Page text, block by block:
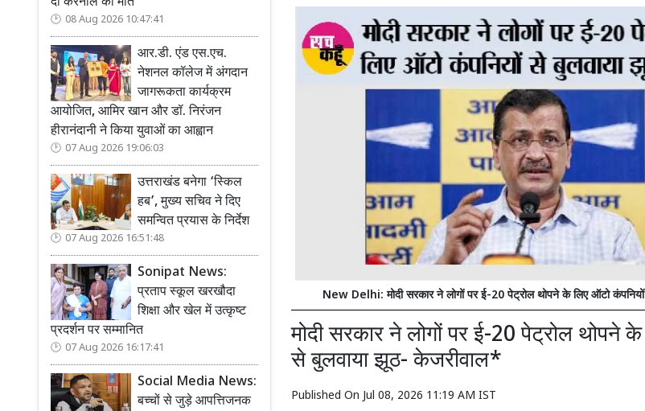
08 Aug 2026 10:47:41
आर.डी. एंड एस.एच.
नेशनल कॉलेज में अंगदान
जागरूकता कार्यक्रम
आयोजित, आमिर खान और डॉ. निरंजन
हीरानंदानी ने किया युवाओं का आह्वान
07 Aug 2026 19:06:03
उत्तराखंड बनेगा ‘स्किल
हब’, मुख्य सचिव ने दिए
समन्वित प्रयास के निर्देश
07 Aug 2026 16:51:48
Sonipat News:
प्रताप स्कूल खरखौदा
शिक्षा और खेल में उत्कृष्ट
प्रदर्शन पर सम्मानित
07 Aug 2026 16:17:41
Social Media News:
बच्चों से जुड़े आपत्तिजनक
New Delhi: मोदी सरकार ने लोगों पर ई-20 पेट्रोल थोपने के लिए ऑटो
मोदी सरकार ने लोगों पर ई-20 पेट्रोल थोपने
से बुलवाया झूठ- केजरीवाल*
Published On Jul 08, 2026 11:19 AM IST